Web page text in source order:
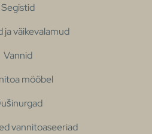
Segistid
ja väikevalamud
Vannid
mööbel
vannitoaseeriad